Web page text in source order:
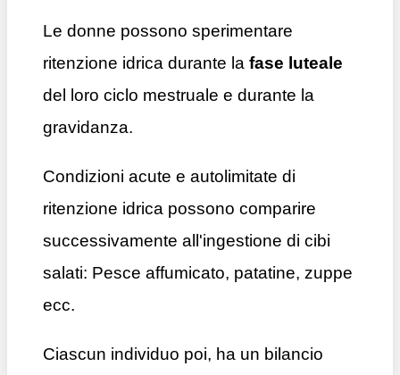
Le donne possono sperimentare
ritenzione idrica durante la fase luteale
del loro ciclo mestruale e durante la
gravidanza.
Condizioni acute e autolimitate di
ritenzione idrica possono comparire
successivamente all'ingestione di cibi
salati: Pesce affumicato, patatine, zuppe
ecc.
Ciascun individuo poi, ha un bilancio